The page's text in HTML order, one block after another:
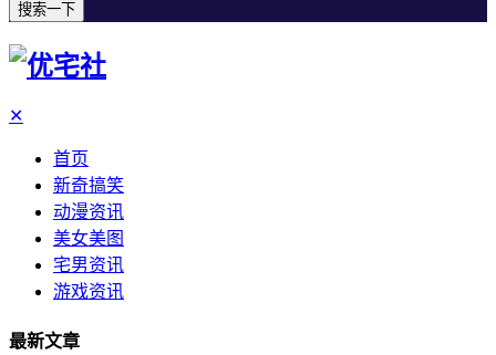
搜索一下
✕
首页
新奇搞笑
动漫资讯
美女美图
宅男资讯
游戏资讯
最新文章